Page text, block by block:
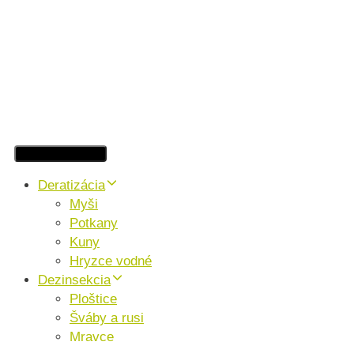
Deratizácia
Myši
Potkany
Kuny
Hryzce vodné
Dezinsekcia
Ploštice
Šváby a rusi
Mravce